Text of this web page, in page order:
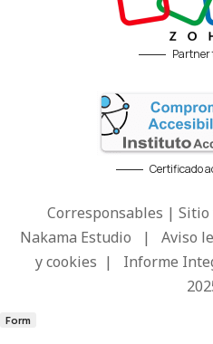
Partner
Certificado
Corresponsables |
Nakama Estudio | Aviso
y cookies | Informe
Form